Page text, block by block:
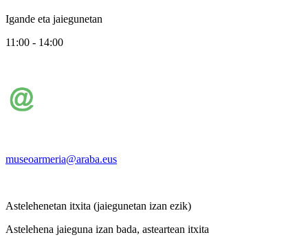
Igande eta jaiegunetan
11:00 - 14:00
museoarmeria@araba.eus
Astelehenetan itxita (jaiegunetan izan ezik)
Astelehena jaieguna izan bada, asteartean itxita